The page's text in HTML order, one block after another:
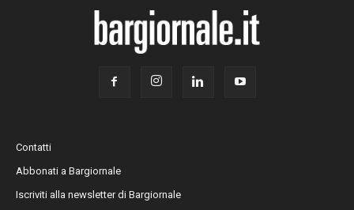
Contatti
Abbonati a Bargiornale
Iscriviti alla newsletter di Bargiornale